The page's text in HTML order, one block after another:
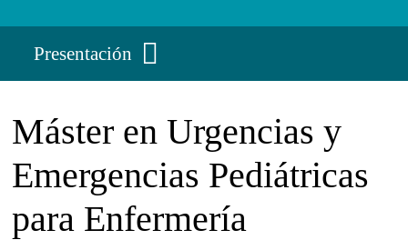
Presentación
Máster en Urgencias y
Emergencias Pediátricas
para Enfermería